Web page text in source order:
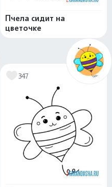
Пчела сидит на
цветочке
347